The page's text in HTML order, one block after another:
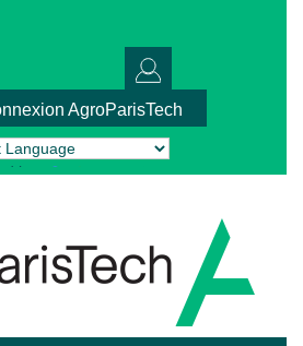
AgroParisTech
by Translate